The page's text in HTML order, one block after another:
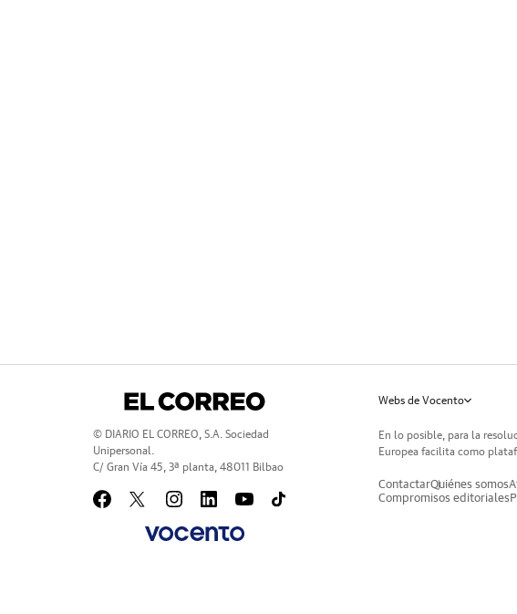
© DIARIO EL CORREO, S.A. Sociedad
Unipersonal.
C/ Gran Vía 45, 3ª planta, 48011 Bilbao
Webs de Vocento
En lo posible, para la
Europea facilita como
ContactarQuiénes somos
Compromisos editoriales